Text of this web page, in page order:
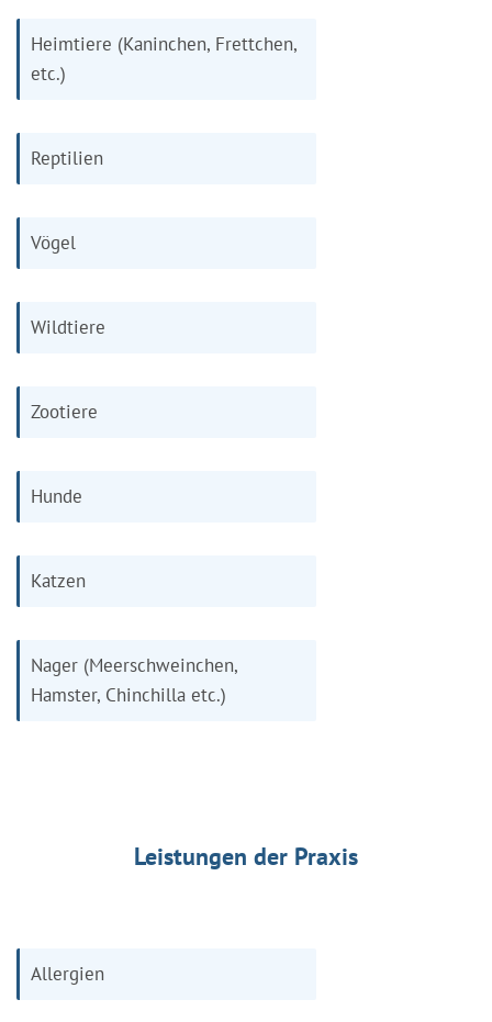
Heimtiere (Kaninchen, Frettchen,
etc.)
Reptilien
Vögel
Wildtiere
Zootiere
Hunde
Katzen
Nager (Meerschweinchen,
Hamster, Chinchilla etc.)
Leistungen der Praxis
Allergien